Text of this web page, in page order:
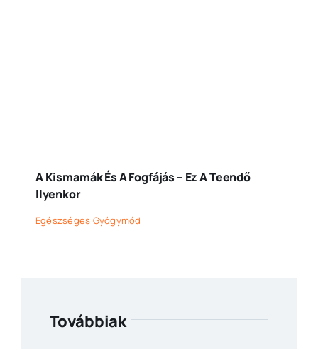
A Kismamák És A Fogfájás – Ez A Teendő
Ilyenkor
Egészséges Gyógymód
Továbbiak